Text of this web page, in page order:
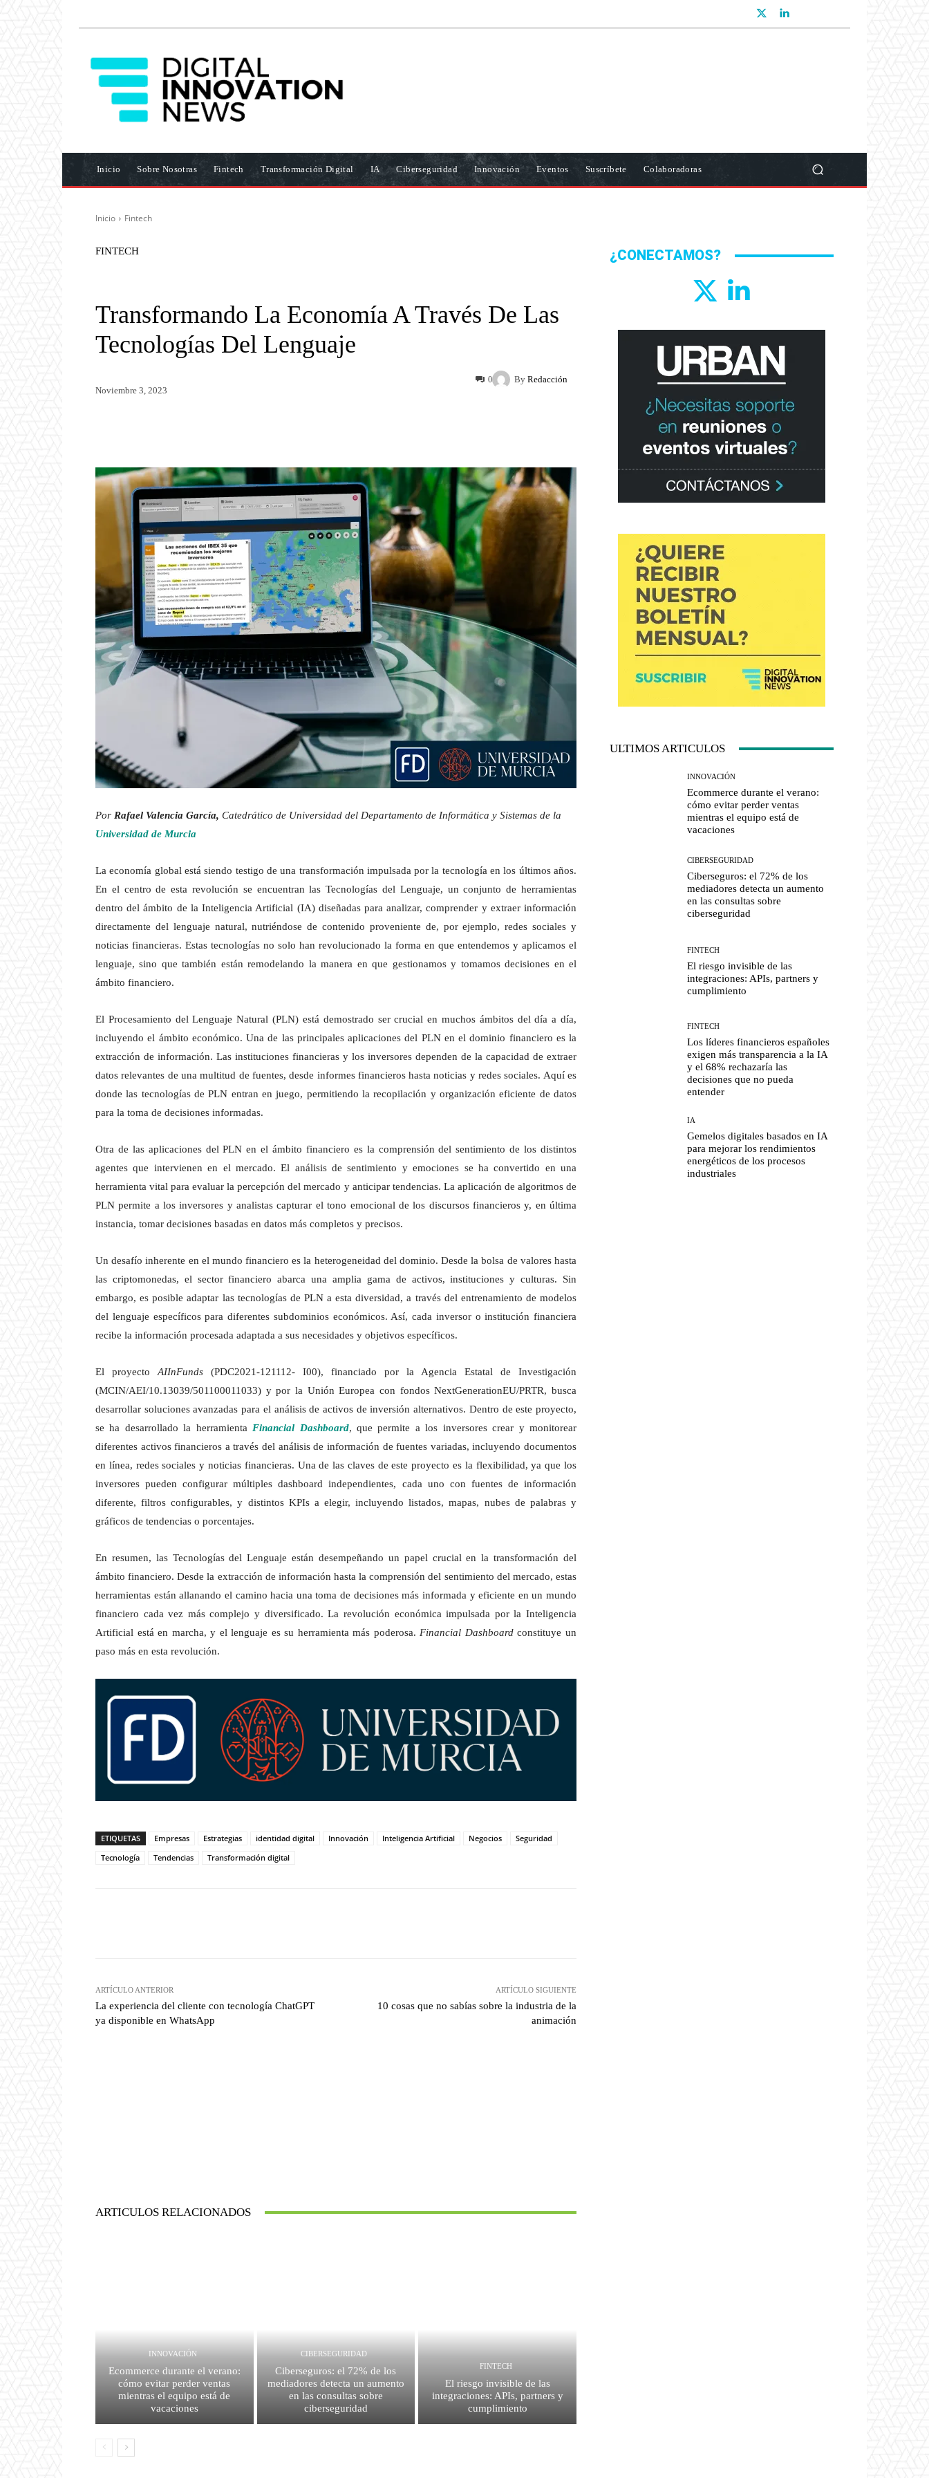
Inicio Sobre Nosotras Fintech Transformación Digital IA Ciberseguridad Innovación Eventos Suscríbete Colaboradoras
Inicio Fintech
FINTECH
Transformando La Economía A Través De Las
Tecnologías Del Lenguaje
By Redacción
Noviembre 3, 2023
0
Por Rafael Valencia García, Catedrático de Universidad del Departamento de Informática y Sistemas de la
Universidad de Murcia
La economía global está siendo testigo de una transformación impulsada por la tecnología en los últimos años.
En el centro de esta revolución se encuentran las Tecnologías del Lenguaje, un conjunto de herramientas
dentro del ámbito de la Inteligencia Artificial (IA) diseñadas para analizar, comprender y extraer información
directamente del lenguaje natural, nutriéndose de contenido proveniente de, por ejemplo, redes sociales y
noticias financieras. Estas tecnologías no solo han revolucionado la forma en que entendemos y aplicamos el
lenguaje, sino que también están remodelando la manera en que gestionamos y tomamos decisiones en el
ámbito financiero.
El Procesamiento del Lenguaje Natural (PLN) está demostrado ser crucial en muchos ámbitos del día a día,
incluyendo el ámbito económico. Una de las principales aplicaciones del PLN en el dominio financiero es la
extracción de información. Las instituciones financieras y los inversores dependen de la capacidad de extraer
datos relevantes de una multitud de fuentes, desde informes financieros hasta noticias y redes sociales. Aquí es
donde las tecnologías de PLN entran en juego, permitiendo la recopilación y organización eficiente de datos
para la toma de decisiones informadas.
Otra de las aplicaciones del PLN en el ámbito financiero es la comprensión del sentimiento de los distintos
agentes que intervienen en el mercado. El análisis de sentimiento y emociones se ha convertido en una
herramienta vital para evaluar la percepción del mercado y anticipar tendencias. La aplicación de algoritmos de
PLN permite a los inversores y analistas capturar el tono emocional de los discursos financieros y, en última
instancia, tomar decisiones basadas en datos más completos y precisos.
Un desafío inherente en el mundo financiero es la heterogeneidad del dominio. Desde la bolsa de valores hasta
las criptomonedas, el sector financiero abarca una amplia gama de activos, instituciones y culturas. Sin
embargo, es posible adaptar las tecnologías de PLN a esta diversidad, a través del entrenamiento de modelos
del lenguaje específicos para diferentes subdominios económicos. Así, cada inversor o institución financiera
recibe la información procesada adaptada a sus necesidades y objetivos específicos.
El proyectoAIInFunds (PDC2021-121112- I00), financiado por la Agencia Estatal de Investigación
(MCIN/AEI/10.13039/501100011033) y por la Unión Europea con fondos NextGenerationEU/PRTR, busca
desarrollar soluciones avanzadas para el análisis de activos de inversión alternativos. Dentro de este proyecto,
se ha desarrollado la herramientaFinancial Dashboard, que permite a los inversores crear y monitorear
diferentes activos financieros a través del análisis de información de fuentes variadas, incluyendo documentos
en línea, redes sociales y noticias financieras. Una de las claves de este proyecto es la flexibilidad, ya que los
inversores pueden configurar múltiples dashboard independientes, cada uno con fuentes de información
diferente, filtros configurables, y distintos KPIs a elegir, incluyendo listados, mapas, nubes de palabras y
gráficos de tendencias o porcentajes.
En resumen, las Tecnologías del Lenguaje están desempeñando un papel crucial en la transformación del
ámbito financiero. Desde la extracción de información hasta la comprensión del sentimiento del mercado, estas
herramientas están allanando el camino hacia una toma de decisiones más informada y eficiente en un mundo
financiero cada vez más complejo y diversificado. La revolución económica impulsada por la Inteligencia
Artificial está en marcha, y el lenguaje es su herramienta más poderosa.Financial Dashboardconstituye un
paso más en esta revolución.
ETIQUETAS Empresas Estrategias identidad digital Innovación Inteligencia Artificial Negocios
Seguridad
Tecnología
Tendencias Transformación digital
ARTÍCULO ANTERIOR
La experiencia del cliente con tecnología ChatGPT
ya disponible en WhatsApp
ARTÍCULO SIGUIENTE
10 cosas que no sabías sobre la industria de la
animación
ARTICULOS RELACIONADOS
INNOVACIÓN
Ecommerce durante el verano:
cómo evitar perder ventas
mientras el equipo está de
vacaciones
CIBERSEGURIDAD
Ciberseguros: el 72% de los
mediadores detecta un aumento
en las consultas sobre
ciberseguridad
FINTECH
El riesgo invisible de las
integraciones: APIs, partners y
cumplimiento
¿CONECTAMOS?
ULTIMOS ARTICULOS
INNOVACIÓN
Ecommerce durante el verano:
cómo evitar perder ventas
mientras el equipo está de
vacaciones
CIBERSEGURIDAD
Ciberseguros: el 72% de los
mediadores detecta un aumento
en las consultas sobre
ciberseguridad
FINTECH
El riesgo invisible de las
integraciones: APIs, partners y
cumplimiento
FINTECH
Los líderes financieros españoles
exigen más transparencia a la IA
y el 68% rechazaría las
decisiones que no pueda
entender
IA
Gemelos digitales basados en IA
para mejorar los rendimientos
energéticos de los procesos
industriales